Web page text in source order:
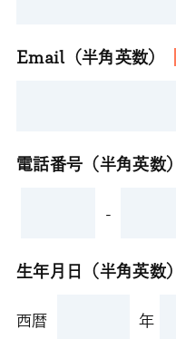
Email（半角英数）
電話番号（半角英数）
-
生年月日（半角英数）
西暦 年